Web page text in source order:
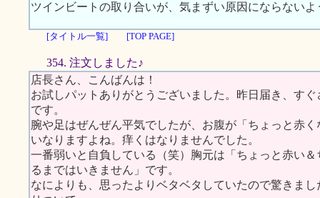
ツインビートの取り合いが、気まずい原因にならない
[タイトル一覧] [TOP PAGE]
354. 注文しました♪
店長さん、こんばんは！
お試しパットありがとうございました。昨日届き、す
です。
腕や足はぜんぜん平気でしたが、お腹が「ちょっと赤
いなりますよね。痒くはなりませんでした。
一番弱いと自負している（笑）胸元は「ちょっと赤い
るまではいきません」です。
なによりも、思ったよりベタベタしていたので驚きま